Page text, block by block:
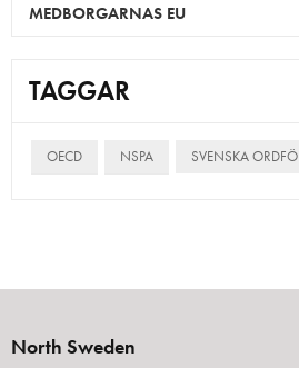
MEDBORGARNAS EU
TAGGAR
OECD NSPA SVENSKA
North Sweden